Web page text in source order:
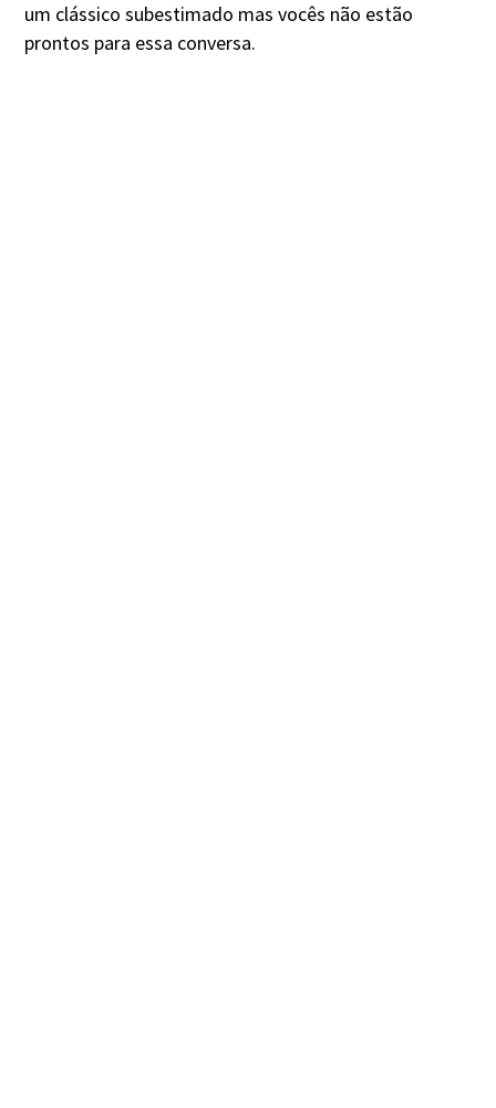
um clássico subestimado mas vocês não estão
prontos para essa conversa.